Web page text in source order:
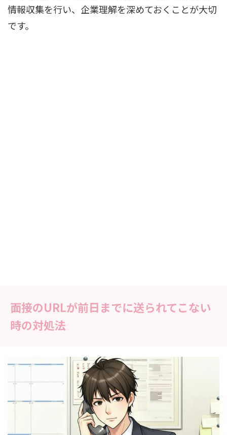
情報収集を行い、企業理解を深めておくことが大切
です。
面接のURLが前日までに送られてこない
時の対処法